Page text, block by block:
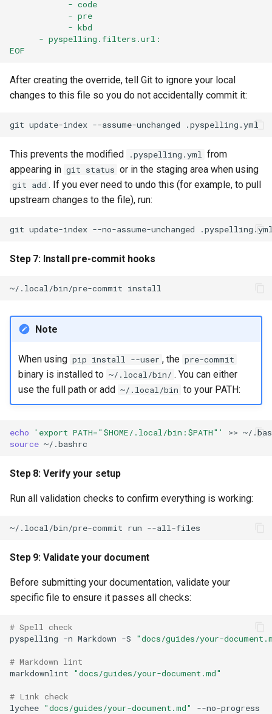
            - code
            - pre
            - kbd
      - pyspelling.filters.url:
EOF
After creating the override, tell Git to ignore your local
changes to this file so you do not accidentally commit it:
git update-index --assume-unchanged
This prevents the modified .pyspelling.yml from
appearing in git status or in the staging area when using
git add . If you ever need to undo this (for example, to pull
upstream changes to the file), run:
git update-index --no-assume-unchanged
Step 7: Install pre-commit hooks
~/.local/bin/pre-commit
Note
When using pip install --user , the pre-commit
binary is installed to ~/.local/bin/ . You can either
use the full path or add ~/.local/bin to your PATH:
echo 'export PATH="$HOME/.local/bin:$PATH"'
>>
source
Step 8: Verify your setup
Run all validation checks to confirm everything is working:
~/.local/bin/pre-commit run
Step 9: Validate your document
Before submitting your documentation, validate your
specific file to ensure it passes all checks:
# Spell check
pyspelling -n Markdown -S "docs/guides/your-
# Markdown lint
markdownlint
"docs/guides/your-document.md"
# Link check
lychee "docs/guides/your-document.md"